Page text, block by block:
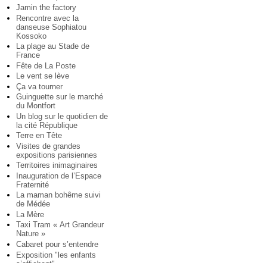
Jamin the factory
Rencontre avec la
danseuse Sophiatou
Kossoko
La plage au Stade de
France
Fête de La Poste
Le vent se lève
Ça va tourner
Guinguette sur le marché
du Montfort
Un blog sur le quotidien de
la cité République
Terre en Tête
Visites de grandes
expositions parisiennes
Territoires inimaginaires
Inauguration de l’Espace
Fraternité
La maman bohême suivi
de Médée
La Mère
Taxi Tram « Art Grandeur
Nature »
Cabaret pour s’entendre
Exposition "les enfants